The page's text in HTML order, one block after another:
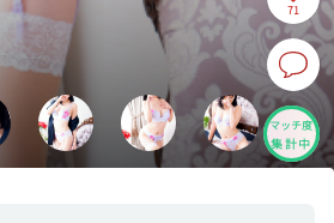
71
マッチ度
集計中